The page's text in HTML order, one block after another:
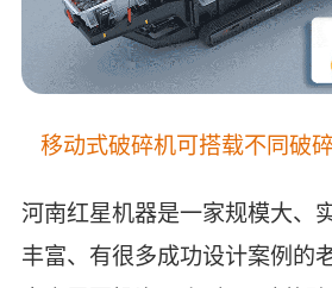
移动式破碎机可搭载不同破
河南红星机器是一家规模大、
丰富、有很多成功设计案例的